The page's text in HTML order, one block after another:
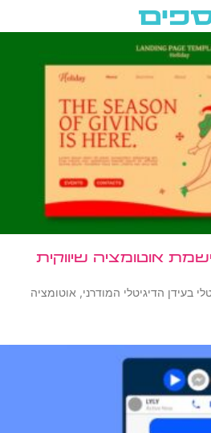
אוטומציה שיווקית
בעידן הדיגיטלי המודרני, אוטומציה